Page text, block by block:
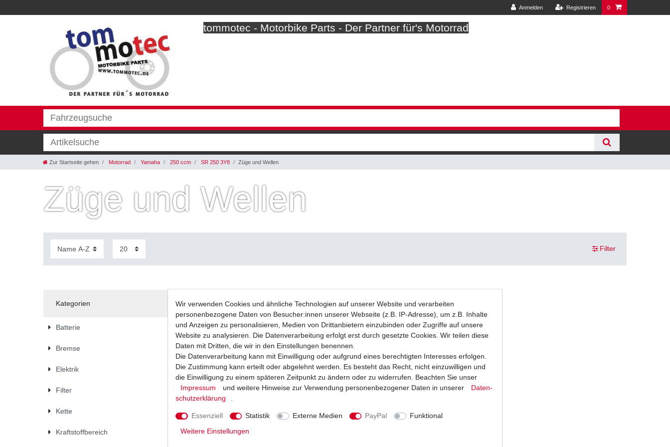
Anmelden Registrieren 0
tommotec - Motorbike Parts - Der Partner für's Motorrad
Zur Startseite gehen Motorrad Yamaha 250 ccm SR 250 3Y8 Züge und Wellen
Züge und Wellen
Filter
Kategorien
Batterie
Bremse
Elektrik
Filter
Kette
Kraftstoffbereich Drehzahlmesserwelle Yamaha 4001
Wir verwenden Cookies und ähnliche Technologien auf unserer Website und verarbeiten
personenbezogene Daten von Besucher:innen unserer Webseite (z.B. IP-Adresse), um z.B. Inhalte
und Anzeigen zu personalisieren, Medien von Drittanbietern einzubinden oder Zugriffe auf unsere
Website zu analysieren. Die Datenverarbeitung erfolgt erst durch gesetzte Cookies. Wir teilen diese
Daten mit Dritten, die wir in den Einstellungen benennen.
Die Datenverarbeitung kann mit Einwilligung oder aufgrund eines berechtigten Interesses erfolgen.
Die Zustimmung kann erteilt oder abgelehnt werden. Es besteht das Recht, nicht einzuwilligen und
die Einwilligung zu einem späteren Zeitpunkt zu ändern oder zu widerrufen. Beachten Sie unser
Impressum
und weitere Hinweise zur Verwendung personenbezogener Daten in unserer
Daten­
schutz­erklärung
Essenziell Statistik Externe Medien PayPal
Funktional
Weitere Einstellungen